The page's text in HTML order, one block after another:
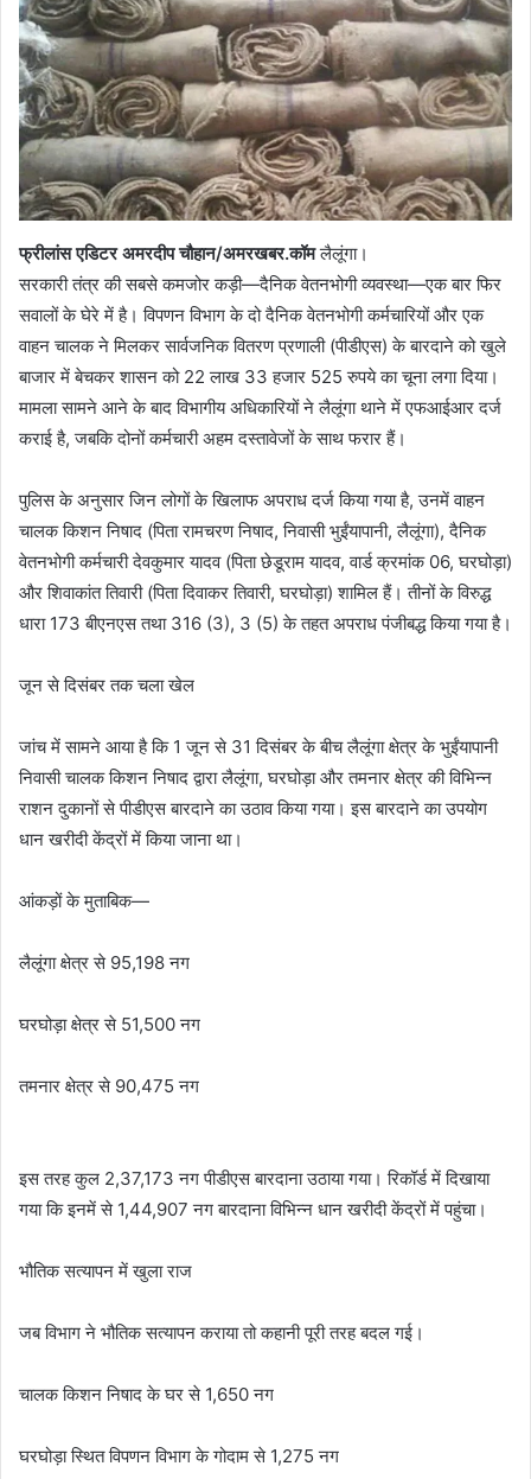
फ्रीलांस एडिटर अमरदीप चौहान/अमरखबर.कॉमलैलूंगा।
सरकारी तंत्र की सबसे कमजोर कड़ी—दैनिक वेतनभोगी व्यवस्था—एक बार फिर
सवालों के घेरे में है। विपणन विभाग के दो दैनिक वेतनभोगी कर्मचारियों और एक
वाहन चालक ने मिलकर सार्वजनिक वितरण प्रणाली (पीडीएस) के बारदाने को खुले
बाजार में बेचकर शासन को 22 लाख 33 हजार 525 रुपये का चूना लगा दिया।
मामला सामने आने के बाद विभागीय अधिकारियों ने लैलूंगा थाने में एफआईआर दर्ज
कराई है, जबकि दोनों कर्मचारी अहम दस्तावेजों के साथ फरार हैं।
पुलिस के अनुसार जिन लोगों के खिलाफ अपराध दर्ज किया गया है, उनमें वाहन
चालक किशन निषाद (पिता रामचरण निषाद, निवासी भुईंयापानी, लैलूंगा), दैनिक
वेतनभोगी कर्मचारी देवकुमार यादव (पिता छेडूराम यादव, वार्ड क्रमांक 06, घरघोड़ा)
और शिवाकांत तिवारी (पिता दिवाकर तिवारी, घरघोड़ा) शामिल हैं। तीनों के विरुद्ध
धारा 173 बीएनएस तथा 316 (3), 3 (5) के तहत अपराध पंजीबद्ध किया गया है।
जून से दिसंबर तक चला खेल
जांच में सामने आया है कि 1 जून से 31 दिसंबर के बीच लैलूंगा क्षेत्र के भुईंयापानी
निवासी चालक किशन निषाद द्वारा लैलूंगा, घरघोड़ा और तमनार क्षेत्र की विभिन्न
राशन दुकानों से पीडीएस बारदाने का उठाव किया गया। इस बारदाने का उपयोग
धान खरीदी केंद्रों में किया जाना था।
आंकड़ों के मुताबिक—
लैलूंगा क्षेत्र से 95,198 नग
घरघोड़ा क्षेत्र से 51,500 नग
तमनार क्षेत्र से 90,475 नग
इस तरह कुल 2,37,173 नग पीडीएस बारदाना उठाया गया। रिकॉर्ड में दिखाया
गया कि इनमें से 1,44,907 नग बारदाना विभिन्न धान खरीदी केंद्रों में पहुंचा।
भौतिक सत्यापन में खुला राज
जब विभाग ने भौतिक सत्यापन कराया तो कहानी पूरी तरह बदल गई।
चालक किशन निषाद के घर से 1,650 नग
घरघोड़ा स्थित विपणन विभाग के गोदाम से 1,275 नग